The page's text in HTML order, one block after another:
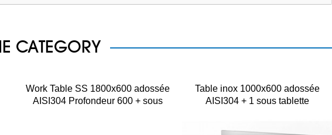
CATEGORY
Work Table SS 1800x600 adossée
AISI304 Profondeur 600 + sous
Table inox 1000x600 adossée
AISI304 + 1 sous tablette